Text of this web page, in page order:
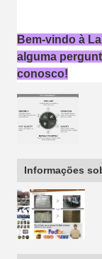
Bem-vindo à
alguma
conosco!
Informações